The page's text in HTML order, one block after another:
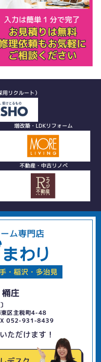
リクルート）
増改築・LDKリフォーム
不動産・中古リノベ
ム専門店
・稲沢・多治見
庄
区主税町4-48
052-931-8439
ただけます！